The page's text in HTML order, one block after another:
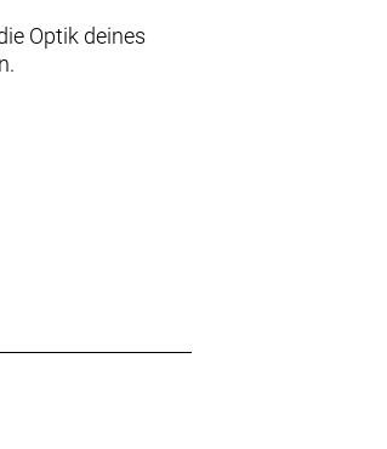
Optik deines